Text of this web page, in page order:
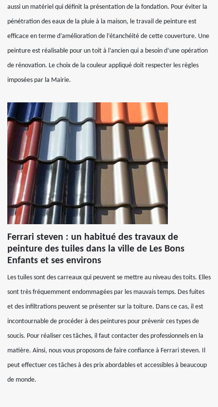
aussi un matériel qui définit la présentation de la fondation. Pour éviter la
pénétration des eaux de la pluie à la maison, le travail de peinture est
efficace en terme d’amélioration de l’étanchéité de cette couverture. Une
peinture est réalisable pour un toit à l’ancien qui a besoin d’une opération
de rénovation. Le choix de la couleur appliqué doit respecter les règles
imposées par la Mairie.
Ferrari steven : un habitué des travaux de
peinture des tuiles dans la ville de Les Bons
Enfants et ses environs
Les tuiles sont des carreaux qui peuvent se mettre au niveau des toits. Elles
sont très fréquemment endommagées par les mauvais temps. Des fuites
et des infiltrations peuvent se présenter sur la toiture. Dans ce cas, il est
incontournable de procéder à des peintures pour prévenir ces types de
soucis. Pour réaliser ces tâches, il faut contacter des professionnels en la
matière. Ainsi, nous vous proposons de faire confiance à Ferrari steven. Il
peut effectuer ces tâches à des prix abordables et accessibles à beaucoup
de monde.